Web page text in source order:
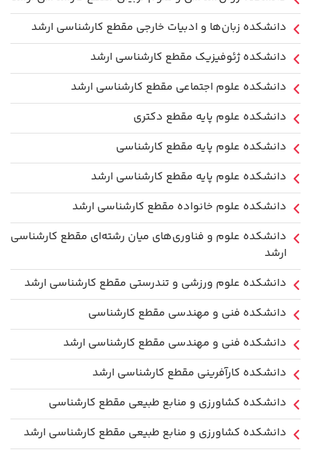
دانشکده زبان‌ها و ادبیات خارجی مقطع کارشناسی ارشد
دانشکده ژئوفیزیک مقطع کارشناسی ارشد
دانشکده علوم اجتماعی مقطع کارشناسی ارشد
دانشکده علوم پایه مقطع دکتری
دانشکده علوم پایه مقطع کارشناسی
دانشکده علوم پایه مقطع کارشناسی ارشد
دانشکده علوم خانواده مقطع کارشناسی ارشد
دانشکده علوم و فناوری‌های میان رشته‌ای مقطع کارشناسی
ارشد
دانشکده علوم ورزشی و تندرستی مقطع کارشناسی ارشد
دانشکده فنی و مهندسی مقطع کارشناسی
دانشکده فنی و مهندسی مقطع کارشناسی ارشد
دانشکده کارآفرینی مقطع کارشناسی ارشد
دانشکده کشاورزی و منابع طبیعی مقطع کارشناسی
دانشکده کشاورزی و منابع طبیعی مقطع کارشناسی ارشد